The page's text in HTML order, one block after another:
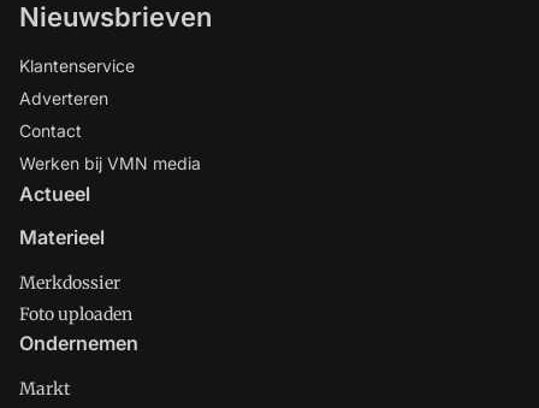
Nieuwsbrieven
Klantenservice
Adverteren
Contact
Werken bij VMN media
Actueel
Materieel
Merkdossier
Foto uploaden
Ondernemen
Markt